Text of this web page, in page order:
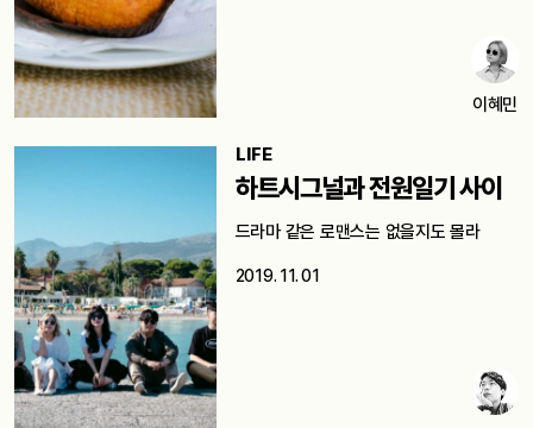
이혜민
LIFE
하트시그널과 전원일기 사이
드라마 같은 로맨스는 없을지도 몰라
2019. 11. 01